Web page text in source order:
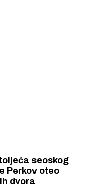
seoskog
dvora